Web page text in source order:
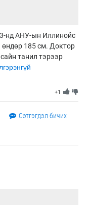
нд АНУ-ын Иллинойс
өндөр 185 см. Доктор
танил тэрээр
+1
Сэтгэгдэл бичих